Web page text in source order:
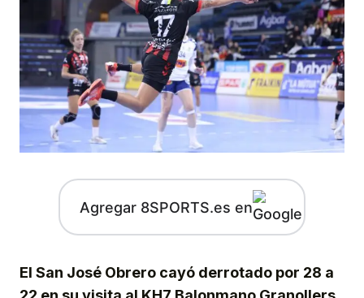
Agregar 8SPORTS.es en
El San José Obrero cayó derrotado por 28 a